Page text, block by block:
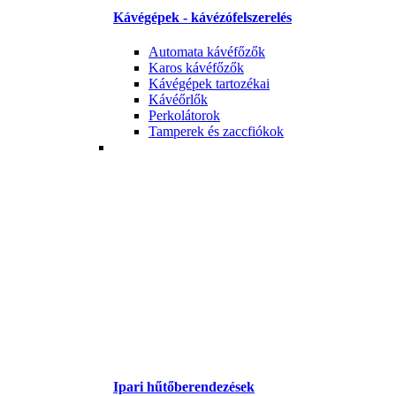
Kávégépek - kávézófelszerelés
Automata kávéfőzők
Karos kávéfőzők
Kávégépek tartozékai
Kávéőrlők
Perkolátorok
Tamperek és zaccfiókok
Ipari hűtőberendezések